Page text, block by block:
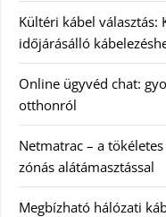
Kültéri kábel választás:
időjárásálló
Online ügyvéd chat:
otthonról
Netmatrac – a
zónás alátámasztással
Megbízható hálózati